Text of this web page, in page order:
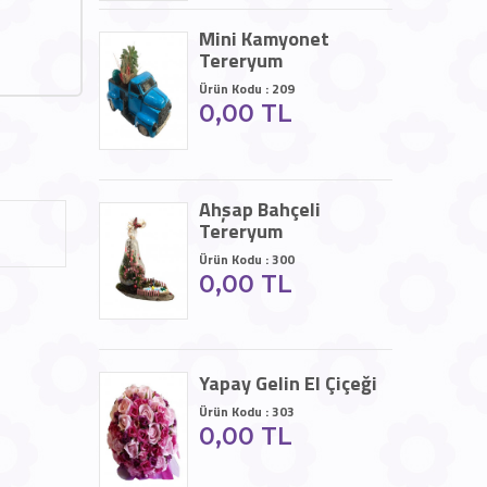
Mini Kamyonet
Tereryum
Ürün Kodu : 209
0,00 TL
Ahşap Bahçeli
Tereryum
Ürün Kodu : 300
0,00 TL
Yapay Gelin El Çiçeği
Ürün Kodu : 303
0,00 TL